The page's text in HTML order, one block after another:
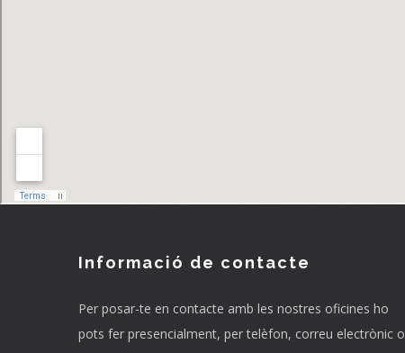
Informació de contacte
Per posar-te en contacte amb les nostres oficines ho
pots fer presencialment, per telèfon, correu electrònic o